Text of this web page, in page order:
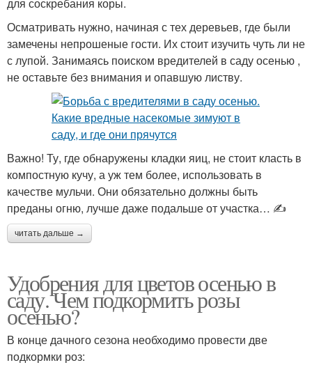
Осматривать нужно, начиная с тех деревьев, где были
замечены непрошеные гости. Их стоит изучить чуть ли не
с лупой. Занимаясь поиском вредителей в саду осенью ,
не оставьте без внимания и опавшую листву.
Важно! Ту, где обнаружены кладки яиц, не стоит класть в
компостную кучу, а уж тем более, использовать в
качестве мульчи. Они обязательно должны быть
преданы огню, лучше даже подальше от участка… ✍
читать дальше →
Удобрения для цветов осенью в
саду. Чем подкормить розы
осенью?
В конце дачного сезона необходимо провести две
подкормки роз: